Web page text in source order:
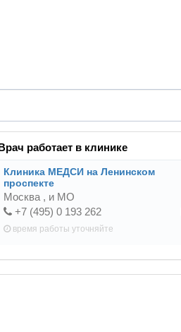
работает в клинике
Клиника МЕДСИ на Ленинском
проспекте
Москва , и МО
+7 (495) 0 193 262
время работы уточняйте